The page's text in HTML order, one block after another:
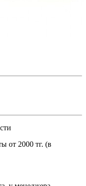
от 2000 тг. (в